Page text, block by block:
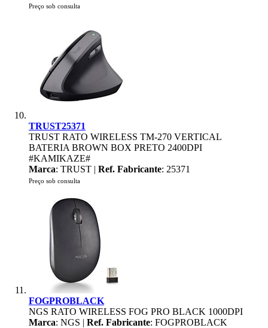
Preço sob consulta
TRUST25371
TRUST RATO WIRELESS TM-270 VERTICAL
BATERIA BROWN BOX PRETO 2400DPI
#KAMIKAZE#
Marca: TRUST | Ref. Fabricante: 25371
Preço sob consulta
FOGPROBLACK
NGS RATO WIRELESS FOG PRO BLACK 1000DPI
Marca: NGS | Ref. Fabricante: FOGPROBLACK